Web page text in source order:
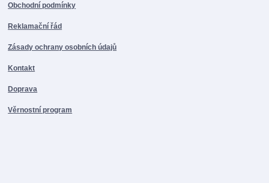
Obchodní podmínky
Reklamační řád
Zásady ochrany osobních údajů
Kontakt
Doprava
Věrnostní program